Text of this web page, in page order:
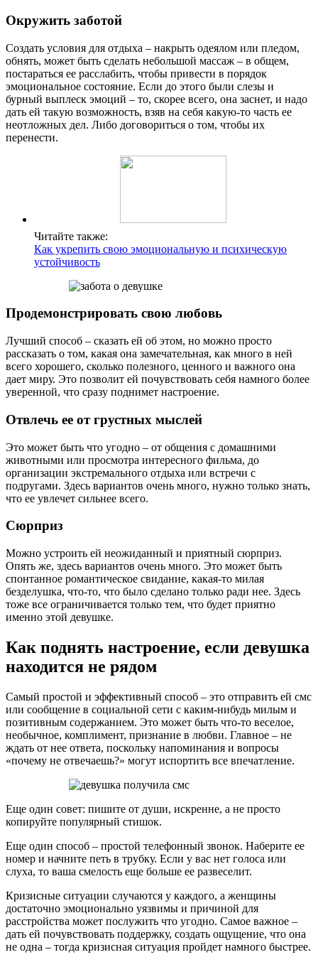
Окружить заботой
Создать условия для отдыха – накрыть одеялом или пледом,
обнять, может быть сделать небольшой массаж – в общем,
постараться ее расслабить, чтобы привести в порядок
эмоциональное состояние. Если до этого были слезы и
бурный выплеск эмоций – то, скорее всего, она заснет, и надо
дать ей такую возможность, взяв на себя какую-то часть ее
неотложных дел. Либо договориться о том, чтобы их
перенести.
Читайте также:
Как укрепить свою эмоциональную и психическую
устойчивость
Продемонстрировать свою любовь
Лучший способ – сказать ей об этом, но можно просто
рассказать о том, какая она замечательная, как много в ней
всего хорошего, сколько полезного, ценного и важного она
дает миру. Это позволит ей почувствовать себя намного более
уверенной, что сразу поднимет настроение.
Отвлечь ее от грустных мыслей
Это может быть что угодно – от общения с домашними
животными или просмотра интересного фильма, до
организации экстремального отдыха или встречи с
подругами. Здесь вариантов очень много, нужно только знать,
что ее увлечет сильнее всего.
Сюрприз
Можно устроить ей неожиданный и приятный сюрприз.
Опять же, здесь вариантов очень много. Это может быть
спонтанное романтическое свидание, какая-то милая
безделушка, что-то, что было сделано только ради нее. Здесь
тоже все ограничивается только тем, что будет приятно
именно этой девушке.
Как поднять настроение, если девушка
находится не рядом
Самый простой и эффективный способ – это отправить ей смс
или сообщение в социальной сети с каким-нибудь милым и
позитивным содержанием. Это может быть что-то веселое,
необычное, комплимент, признание в любви. Главное – не
ждать от нее ответа, поскольку напоминания и вопросы
«почему не отвечаешь?» могут испортить все впечатление.
Еще один совет: пишите от души, искренне, а не просто
копируйте популярный стишок.
Еще один способ – простой телефонный звонок. Наберите ее
номер и начните петь в трубку. Если у вас нет голоса или
слуха, то ваша смелость еще больше ее развеселит.
Кризисные ситуации случаются у каждого, а женщины
достаточно эмоционально уязвимы и причиной для
расстройства может послужить что угодно. Самое важное –
дать ей почувствовать поддержку, создать ощущение, что она
не одна – тогда кризисная ситуация пройдет намного быстрее.